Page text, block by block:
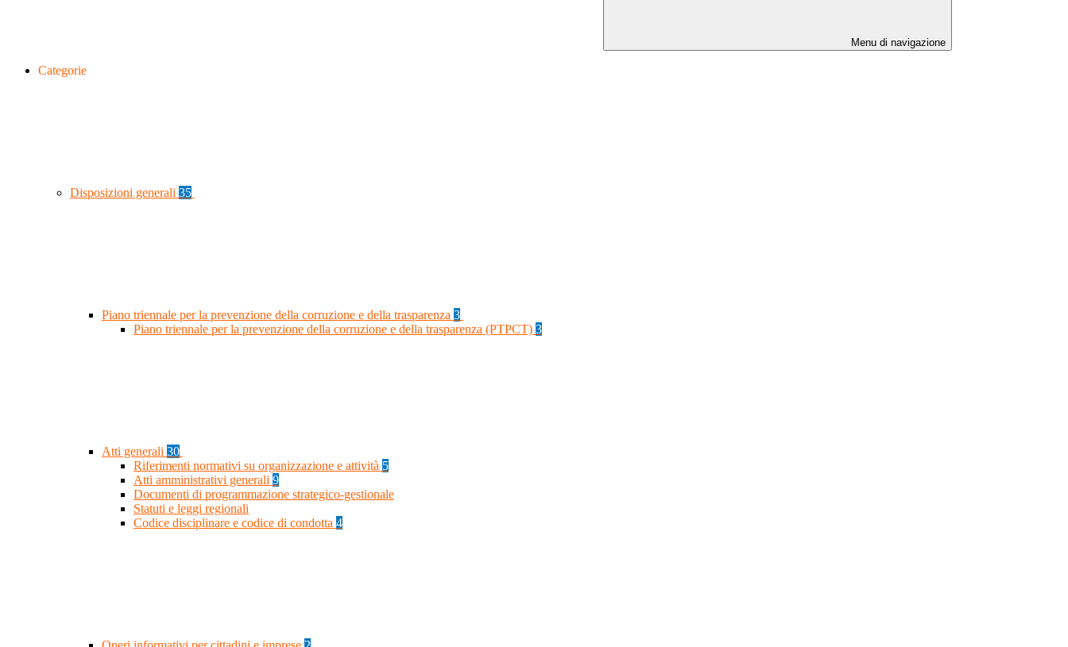
Menu di navigazione
Categorie
Disposizioni generali 35
Piano triennale per la prevenzione della corruzione e della trasparenza 3
Piano triennale per la prevenzione della corruzione e della trasparenza (PTPCT) 3
Atti generali 30
Riferimenti normativi su organizzazione e attività 5
Atti amministrativi generali 9
Documenti di programmazione strategico-gestionale
Statuti e leggi regionali
Codice disciplinare e codice di condotta 4